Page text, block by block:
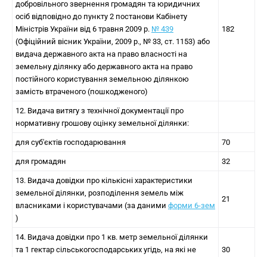
добровільного звернення громадян та юридичних
осіб відповідно до пункту 2 постанови Кабінету
Міністрів України від 6 травня 2009 р. № 439
(Офіційний вісник України, 2009 р., № 33, ст. 1153) або
видача державного акта на право власності на
земельну ділянку або державного акта на право
постійного користування земельною ділянкою
замість втраченого (пошкодженого)
182
12. Видача витягу з технічної документації про
нормативну грошову оцінку земельної ділянки:
для суб'єктів господарювання 70
для громадян 32
13. Видача довідки про кількісні характеристики
земельної ділянки, розподілення земель між
власниками і користувачами (за даними форми 6-зем
)
21
14. Видача довідки про 1 кв. метр земельної ділянки
та 1 гектар сільськогосподарських угідь, на які не
30